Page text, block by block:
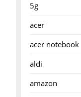
5g
acer
acer notebook
aldi
amazon